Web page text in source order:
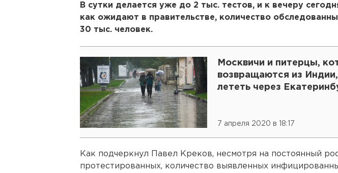
В сутки делается уже до 2 тыс. тестов, и к вечеру
как ожидают в правительстве, количество
30 тыс. человек.
Москвичи и питерцы,
возвращаются из
лететь через
7 апреля 2020 в 18:17
Как подчеркнул Павел Креков, несмотря на постоянный
протестированных, количество выявленных